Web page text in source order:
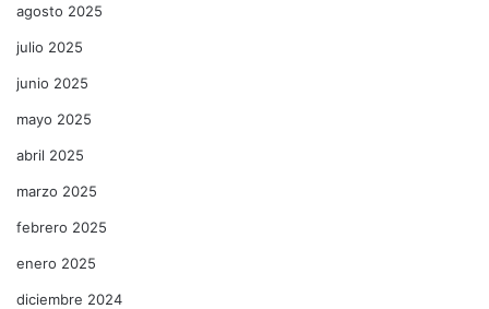
agosto 2025
julio 2025
junio 2025
mayo 2025
abril 2025
marzo 2025
febrero 2025
enero 2025
diciembre 2024